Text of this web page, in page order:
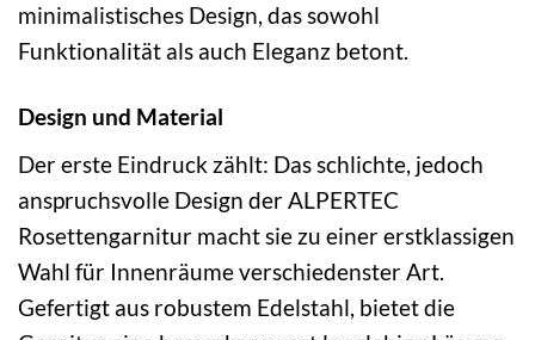
minimalistisches Design, das sowohl
Funktionalität als auch Eleganz betont.
Design und Material
Der erste Eindruck zählt: Das schlichte, jedoch
anspruchsvolle Design der ALPERTEC
Rosettengarnitur macht sie zu einer erstklassigen
Wahl für Innenräume verschiedenster Art.
Gefertigt aus robustem Edelstahl, bietet die